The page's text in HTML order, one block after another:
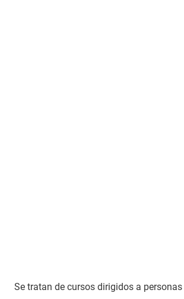
Se tratan de cursos dirigidos a personas